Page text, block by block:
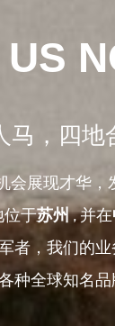
马，四地
会展现才华
于苏州，并在
者，我们的
种全球知名